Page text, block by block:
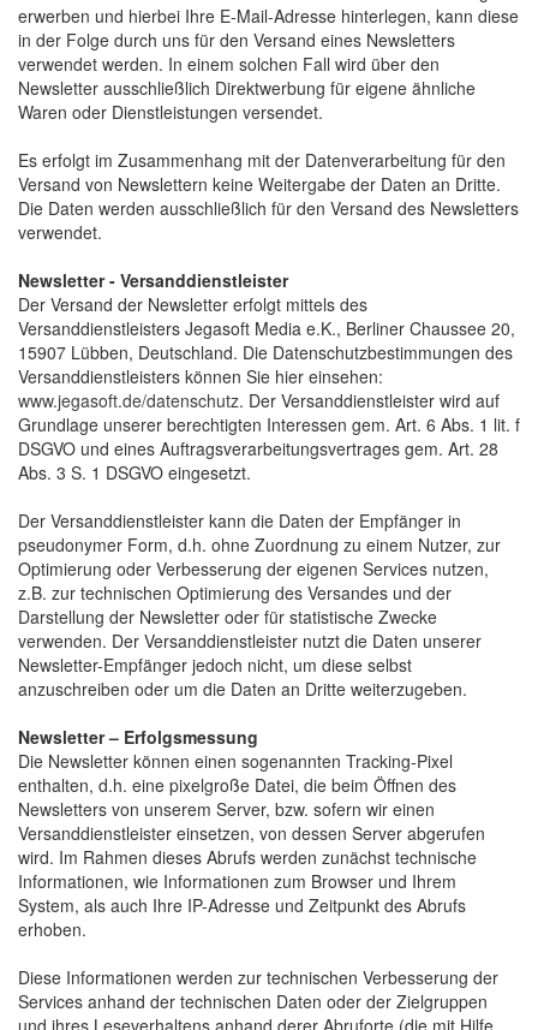
erwerben und hierbei Ihre E-Mail-Adresse hinterlegen, kann diese
in der Folge durch uns für den Versand eines Newsletters
verwendet werden. In einem solchen Fall wird über den
Newsletter ausschließlich Direktwerbung für eigene ähnliche
Waren oder Dienstleistungen versendet.
Es erfolgt im Zusammenhang mit der Datenverarbeitung für den
Versand von Newslettern keine Weitergabe der Daten an Dritte.
Die Daten werden ausschließlich für den Versand des Newsletters
verwendet.
Newsletter - Versanddienstleister
Der Versand der Newsletter erfolgt mittels des
Versanddienstleisters Jegasoft Media e.K., Berliner Chaussee 20,
15907 Lübben, Deutschland. Die Datenschutzbestimmungen des
Versanddienstleisters können Sie hier einsehen:
www.jegasoft.de/datenschutz. Der Versanddienstleister wird auf
Grundlage unserer berechtigten Interessen gem. Art. 6 Abs. 1 lit. f
DSGVO und eines Auftragsverarbeitungsvertrages gem. Art. 28
Abs. 3 S. 1 DSGVO eingesetzt.
Der Versanddienstleister kann die Daten der Empfänger in
pseudonymer Form, d.h. ohne Zuordnung zu einem Nutzer, zur
Optimierung oder Verbesserung der eigenen Services nutzen,
z.B. zur technischen Optimierung des Versandes und der
Darstellung der Newsletter oder für statistische Zwecke
verwenden. Der Versanddienstleister nutzt die Daten unserer
Newsletter-Empfänger jedoch nicht, um diese selbst
anzuschreiben oder um die Daten an Dritte weiterzugeben.
Newsletter – Erfolgsmessung
Die Newsletter können einen sogenannten Tracking-Pixel
enthalten, d.h. eine pixelgroße Datei, die beim Öffnen des
Newsletters von unserem Server, bzw. sofern wir einen
Versanddienstleister einsetzen, von dessen Server abgerufen
wird. Im Rahmen dieses Abrufs werden zunächst technische
Informationen, wie Informationen zum Browser und Ihrem
System, als auch Ihre IP-Adresse und Zeitpunkt des Abrufs
erhoben.
Diese Informationen werden zur technischen Verbesserung der
Services anhand der technischen Daten oder der Zielgruppen